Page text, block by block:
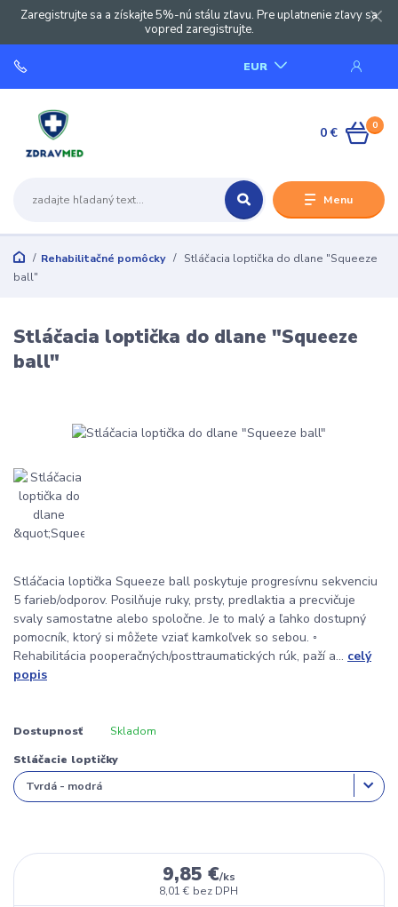
Zaregistrujte sa a získajte 5%-nú stálu zľavu. Pre uplatnenie zľavy sa
vopred zaregistrujte.
Menu
EUR
0
0 €
Rehabilitačné pomôcky
Stláčacia loptička do dlane "Squeeze
ball"
Stláčacia loptička do dlane "Squeeze
ball"
Stláčacia loptička Squeeze ball poskytuje progresívnu sekvenciu
5 farieb/odporov. Posilňuje ruky, prsty, predlaktia a precvičuje
svaly samostatne alebo spoločne. Je to malý a ľahko dostupný
pomocník, ktorý si môžete vziať kamkoľvek so sebou. ◦
Rehabilitácia pooperačných/posttraumatických rúk, paží a... celý
popis
Dostupnosť Skladom
Stláčacie loptičky
9,85 €/ks
8,01 € bez DPH